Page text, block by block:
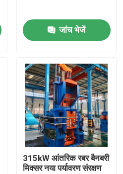
जांच भेजें
315kW आंतरिक रबर बैनबरी
मिक्सर नया पर्यावरण संरक्षण